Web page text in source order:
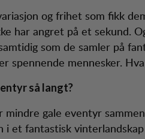
og frihet som fikk
har angret på et sekund.
som de samler på
spennende mennesker.
så langt?
gale eventyr
i et fantastisk